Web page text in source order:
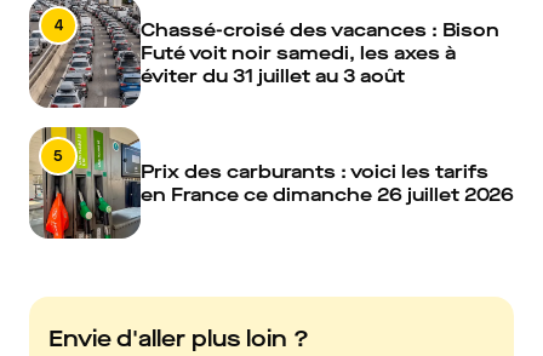
4
Chassé-croisé des vacances : Bison
Futé voit noir samedi, les axes à
éviter du 31 juillet au 3 août
5
Prix des carburants : voici les tarifs
en France ce dimanche 26 juillet 2026
Envie d'aller plus loin ?